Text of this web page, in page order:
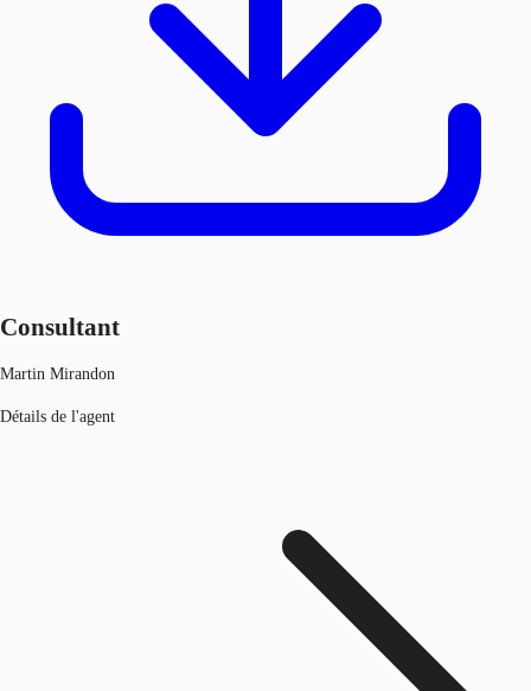
Consultant
Martin Mirandon
Détails de l'agent